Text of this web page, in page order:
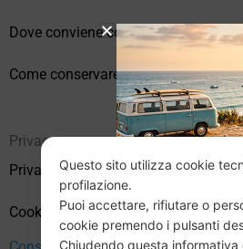
Dove conviene comprare vinili
Come conservare correttamente i
Privacy
Privacy Policy
Cookie Policy (UE)
Questo sito utilizza cookie
profilazione.
Puoi accettare, rifiutare o
cookie premendo i pulsanti
Chiudendo questa informativa